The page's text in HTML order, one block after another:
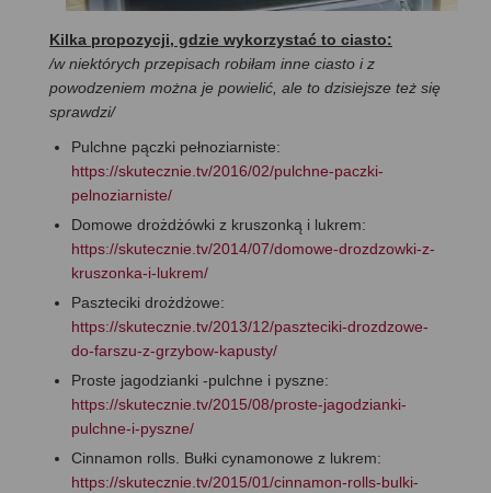
Kilka propozycji, gdzie wykorzystać to ciasto:
/w niektórych przepisach robiłam inne ciasto i z
powodzeniem można je powielić, ale to dzisiejsze też się
sprawdzi/
Pulchne pączki pełnoziarniste:
https://skutecznie.tv/2016/02/pulchne-paczki-
pelnoziarniste/
Domowe drożdżówki z kruszonką i lukrem:
https://skutecznie.tv/2014/07/domowe-drozdzowki-z-
kruszonka-i-lukrem/
Paszteciki drożdżowe:
https://skutecznie.tv/2013/12/paszteciki-drozdzowe-
do-farszu-z-grzybow-kapusty/
Proste jagodzianki -pulchne i pyszne:
https://skutecznie.tv/2015/08/proste-jagodzianki-
pulchne-i-pyszne/
Cinnamon rolls. Bułki cynamonowe z lukrem:
https://skutecznie.tv/2015/01/cinnamon-rolls-bulki-